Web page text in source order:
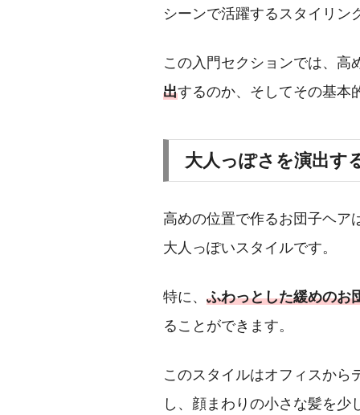
シーンで活躍するスタイリン
この入門セクションでは、高
出するのか、そしてその基本
大人っぽさを演出す
高めの位置で作るお団子ヘア
大人っぽいスタイルです。
特に、 ふわっとした緩めのお
ることができます。
このスタイルはオフィスから
し、顔まわりの小さな髪を